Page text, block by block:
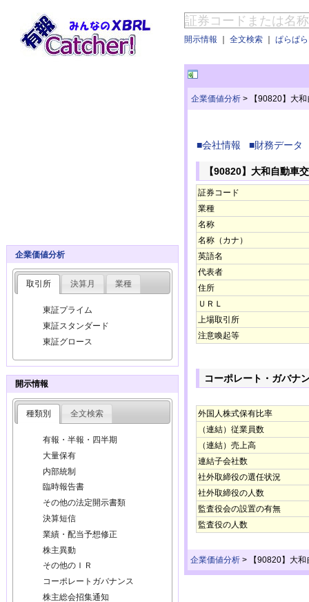
開示情報 ｜ 全文検索 ｜ ぱらぱ
企業価値分析 > 【90820】大
■会社情報 ■財務データ
【90820】大和自動車
証券コード
業種
名称
名称（カナ）
英語名
代表者
住所
ＵＲＬ
上場取引所
注意喚起等
コーポレート・ガバナ
外国人株式保有比率
（連結）従業員数
（連結）売上高
連結子会社数
社外取締役の選任状況
社外取締役の人数
監査役会の設置の有無
監査役の人数
企業価値分析 > 【90820】大
企業価値分析
取引所 決算月 業種
東証プライム
東証スタンダード
東証グロース
開示情報
種類別 全文検索
有報・半報・四半期
大量保有
内部統制
臨時報告書
その他の法定開示書類
決算短信
業績・配当予想修正
株主異動
その他のＩＲ
コーポレートガバナンス
株主総会招集通知